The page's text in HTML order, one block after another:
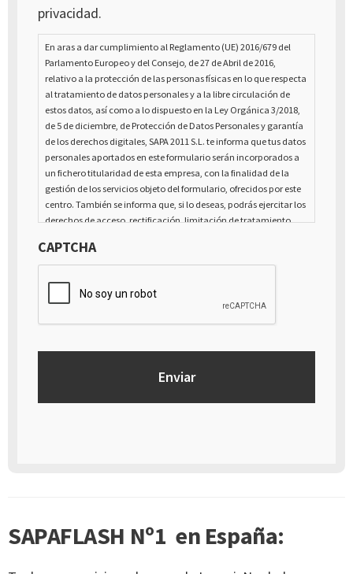
privacidad.
En aras a dar cumplimiento al Reglamento (UE) 2016/679 del
Parlamento Europeo y del Consejo, de 27 de Abril de 2016,
relativo a la protección de las personas físicas en lo que respecta
al tratamiento de datos personales y a la libre circulación de
estos datos, así como a lo dispuesto en la Ley Orgánica 3/2018,
de 5 de diciembre, de Protección de Datos Personales y garantía
de los derechos digitales, SAPA 2011 S.L. te informa que tus datos
personales aportados en este formulario serán incorporados a
un fichero titularidad de esta empresa, con la finalidad de la
gestión de los servicios objeto del formulario, ofrecidos por este
centro. También se informa que, si lo deseas, podrás ejercitar los
derechos de acceso, rectificación, limitación de tratamiento,
de carácter personal, así como a la retirada del consentimiento
prestado para el tratamiento de los mismos, mediante escrito
dirigido a la dirección Calle Italia núm. 1 Alfaz del Pí (03580),
Alicante - España
CAPTCHA
SAPAFLASH Nº1 en España: